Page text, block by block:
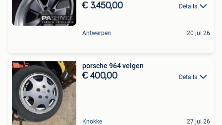
€ 3.450,00 Details
Antwerpen 20 jul 26
porsche 964 velgen
€ 400,00 Details
Knokke 27 jul 26